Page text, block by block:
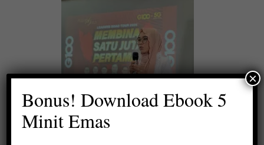
Bonus! Download Ebook 5
Minit Emas
×